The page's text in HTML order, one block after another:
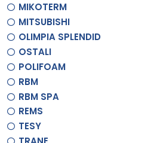
MIKOTERM
MITSUBISHI
OLIMPIA SPLENDID
OSTALI
POLIFOAM
RBM
RBM SPA
REMS
TESY